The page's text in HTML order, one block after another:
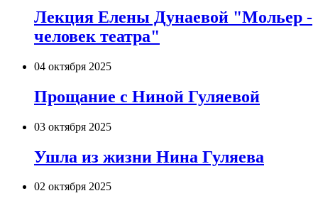
Лекция Елены Дунаевой "Мольер -
человек театра"
04 октября 2025
Прощание с Ниной Гуляевой
03 октября 2025
Ушла из жизни Нина Гуляева
02 октября 2025